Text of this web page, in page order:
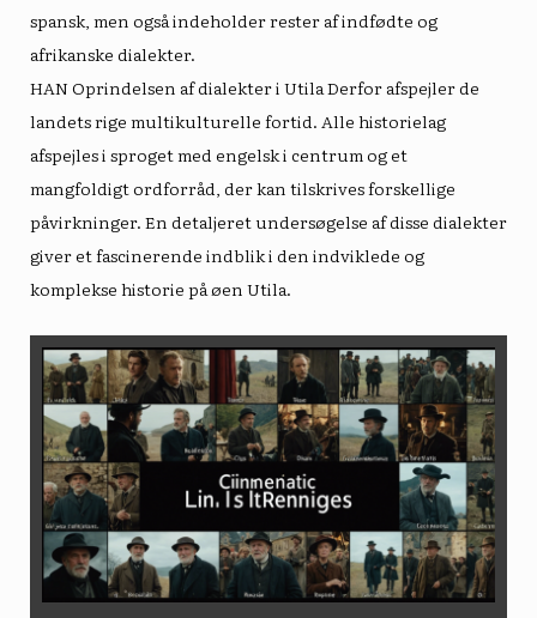
spansk, men også indeholder rester af indfødte og
afrikanske dialekter.
HAN Oprindelsen af ​​dialekter i Utila Derfor afspejler de
landets rige multikulturelle fortid. Alle historielag
afspejles i sproget med engelsk i centrum og et
mangfoldigt ordforråd, der kan tilskrives forskellige
påvirkninger. En detaljeret undersøgelse af disse dialekter
giver et fascinerende indblik i den indviklede og
komplekse historie på øen Utila.